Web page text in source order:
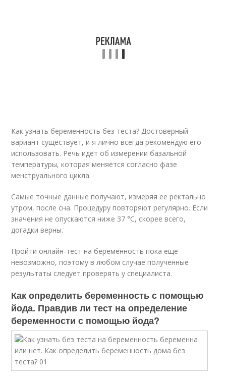
Как узнать беременность без теста? Достоверный
вариант существует, и я лично всегда рекомендую его
использовать. Речь идет об измерении базальной
температуры, которая меняется согласно фазе
менструального цикла.
Самые точные данные получают, измеряя ее ректально
утром, после сна. Процедуру повторяют регулярно. Если
значения не опускаются ниже 37 °С, скорее всего,
догадки верны.
Пройти онлайн-тест на беременность пока еще
невозможно, поэтому в любом случае полученные
результаты следует проверять у специалиста.
Как определить беременность с помощью
йода. Правдив ли тест на определение
беременности с помощью йода?